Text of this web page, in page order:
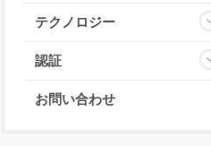
テクノロジー
認証
お問い合わせ